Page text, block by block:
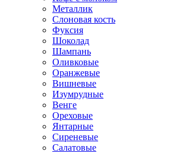
Металлик
Слоновая кость
Фуксия
Шоколад
Шампань
Оливковые
Оранжевые
Вишневые
Изумрудные
Венге
Ореховые
Янтарные
Сиреневые
Салатовые